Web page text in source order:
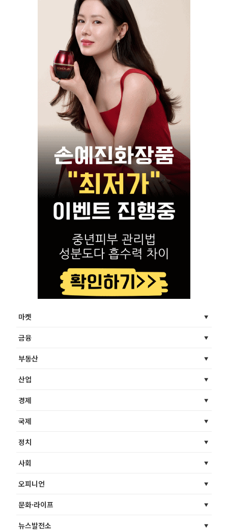
마켓
금융
부동산
산업
경제
국제
정치
사회
오피니언
문화·라이프
뉴스발전소